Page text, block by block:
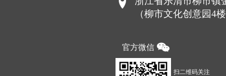
（柳市文化创意园4
官方微信
扫二维码关注